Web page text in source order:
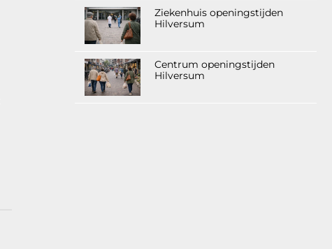
Ziekenhuis openingstijden
Hilversum
Centrum openingstijden
Hilversum